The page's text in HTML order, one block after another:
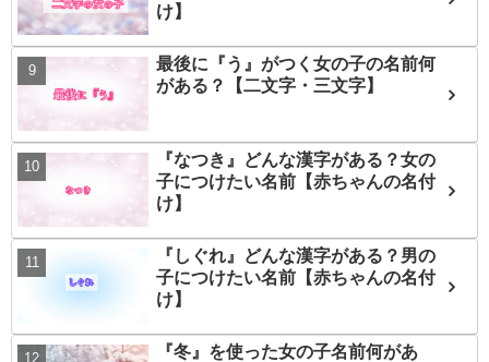
け】
最後に『う』がつく女の子の名前何
がある？【二文字・三文字】
『なつき』どんな漢字がある？女の
子につけたい名前【赤ちゃんの名付
け】
『しぐれ』どんな漢字がある？男の
子につけたい名前【赤ちゃんの名付
け】
『冬』を使った女の子名前何があ